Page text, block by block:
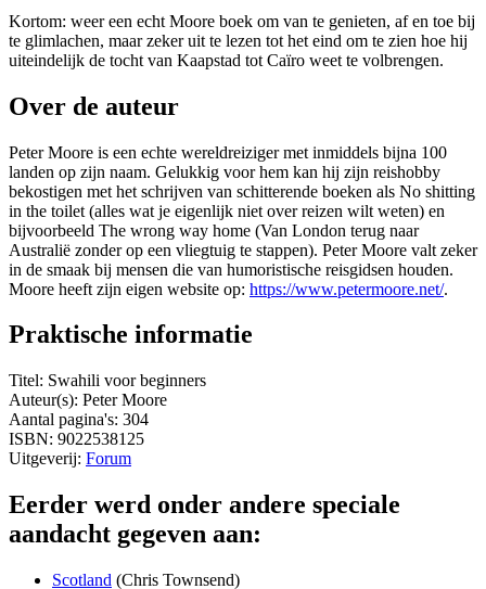
Kortom: weer een echt Moore boek om van te genieten, af en toe bij
te glimlachen, maar zeker uit te lezen tot het eind om te zien hoe hij
uiteindelijk de tocht van Kaapstad tot Caïro weet te volbrengen.
Over de auteur
Peter Moore is een echte wereldreiziger met inmiddels bijna 100
landen op zijn naam. Gelukkig voor hem kan hij zijn reishobby
bekostigen met het schrijven van schitterende boeken als No shitting
in the toilet (alles wat je eigenlijk niet over reizen wilt weten) en
bijvoorbeeld The wrong way home (Van London terug naar
Australië zonder op een vliegtuig te stappen). Peter Moore valt zeker
in de smaak bij mensen die van humoristische reisgidsen houden.
Moore heeft zijn eigen website op: https://www.petermoore.net/.
Praktische informatie
Titel: Swahili voor beginners
Auteur(s): Peter Moore
Aantal pagina's: 304
ISBN: 9022538125
Uitgeverij: Forum
Eerder werd onder andere speciale
aandacht gegeven aan:
Scotland (Chris Townsend)